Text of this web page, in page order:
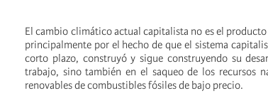
El cambio climático actual capitalista no es el
principalmente por el hecho de que el sistema
corto plazo, construyó y sigue construyendo su
trabajo, sino también en el saqueo de los recursos
renovables de combustibles fósiles de bajo precio.